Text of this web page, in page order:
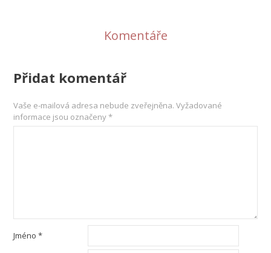
Komentáře
Přidat komentář
Vaše e-mailová adresa nebude zveřejněna. Vyžadované
informace jsou označeny*
Jméno*